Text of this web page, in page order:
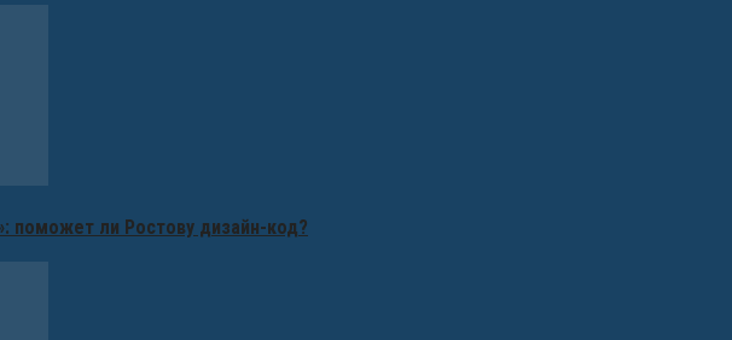
поможет ли Ростову дизайн-код?